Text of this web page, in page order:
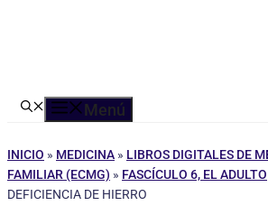
Menú
INICIO » MEDICINA » LIBROS DIGITALES DE
FAMILIAR (ECMG) » FASCÍCULO 6, EL ADULTO
DEFICIENCIA DE HIERRO